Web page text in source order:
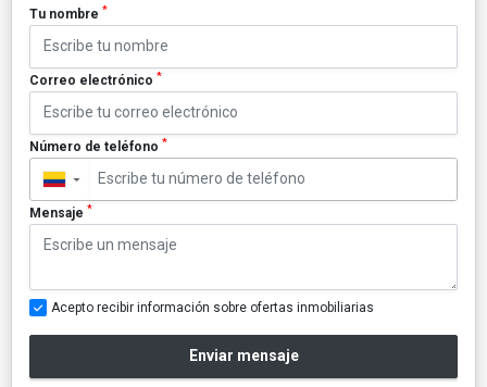
Tu nombre *
Correo electrónico *
Número de teléfono *
▼
Mensaje *
Acepto recibir información sobre ofertas inmobiliarias
Enviar mensaje